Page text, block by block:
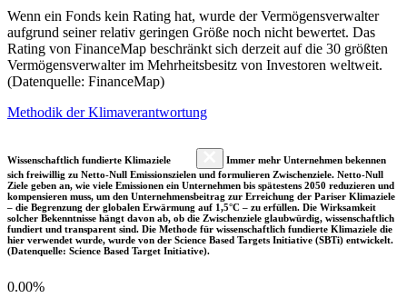
Wenn ein Fonds kein Rating hat, wurde der Vermögensverwalter
aufgrund seiner relativ geringen Größe noch nicht bewertet. Das
Rating von FinanceMap beschränkt sich derzeit auf die 30 größten
Vermögensverwalter im Mehrheitsbesitz von Investoren weltweit.
(Datenquelle: FinanceMap)
Methodik der Klimaverantwortung
Wissenschaftlich fundierte Klimaziele
Immer mehr Unternehmen bekennen
sich freiwillig zu Netto-Null Emissionszielen und formulieren Zwischenziele. Netto-Null
Ziele geben an, wie viele Emissionen ein Unternehmen bis spätestens 2050 reduzieren und
kompensieren muss, um den Unternehmensbeitrag zur Erreichung der Pariser Klimaziele
– die Begrenzung der globalen Erwärmung auf 1,5°C – zu erfüllen. Die Wirksamkeit
solcher Bekenntnisse hängt davon ab, ob die Zwischenziele glaubwürdig, wissenschaftlich
fundiert und transparent sind. Die Methode für wissenschaftlich fundierte Klimaziele die
hier verwendet wurde, wurde von der Science Based Targets Initiative (SBTi) entwickelt.
(Datenquelle: Science Based Target Initiative).
0.00%